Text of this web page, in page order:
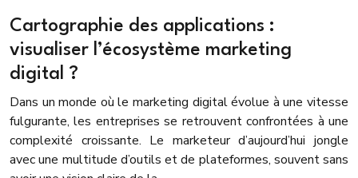
Cartographie des applications :
visualiser l’écosystème marketing
digital ?
Dans un monde où le marketing digital évolue à une vitesse
fulgurante, les entreprises se retrouvent confrontées à une
complexité croissante. Le marketeur d’aujourd’hui jongle
avec une multitude d’outils et de plateformes, souvent sans